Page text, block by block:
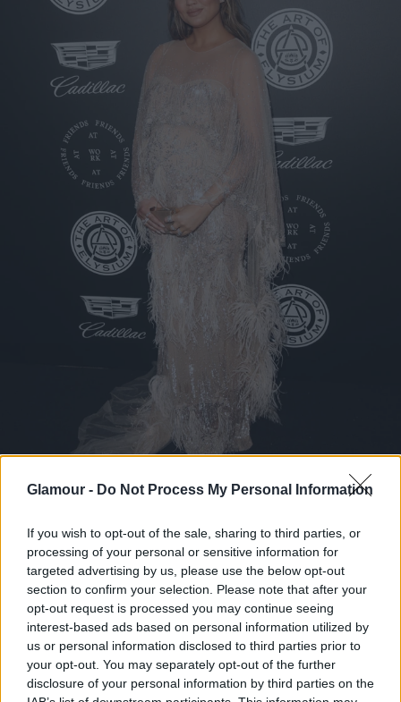
Glamour - Do Not Process My Personal Information
If you wish to opt-out of the sale, sharing to third parties, or
processing of your personal or sensitive information for
targeted advertising by us, please use the below opt-out
section to confirm your selection. Please note that after your
opt-out request is processed you may continue seeing
interest-based ads based on personal information utilized by
us or personal information disclosed to third parties prior to
your opt-out. You may separately opt-out of the further
disclosure of your personal information by third parties on the
Chrissy Teigen